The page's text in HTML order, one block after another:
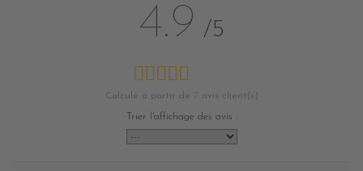
4.9 /5
Calculé à partir de avis client(s)
Trier l'affichage des avis :